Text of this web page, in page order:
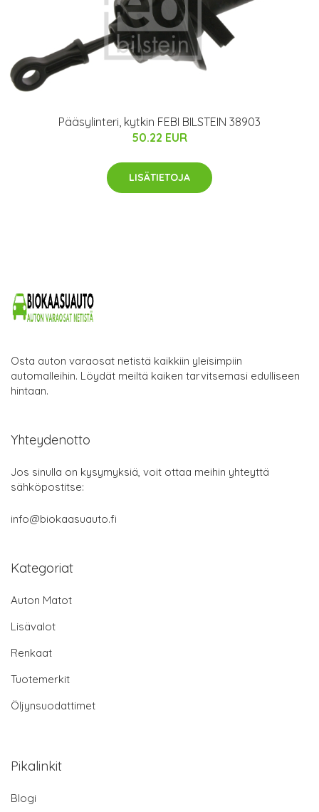
Pääsylinteri, kytkin FEBI BILSTEIN 38903
50.22 EUR
LISÄTIETOJA
Osta auton varaosat netistä kaikkiin yleisimpiin
automalleihin. Löydät meiltä kaiken tarvitsemasi edulliseen
hintaan.
Yhteydenotto
Jos sinulla on kysymyksiä, voit ottaa meihin yhteyttä
sähköpostitse:
info@biokaasuauto.fi
Kategoriat
Auton Matot
Lisävalot
Renkaat
Tuotemerkit
Öljynsuodattimet
Pikalinkit
Blogi